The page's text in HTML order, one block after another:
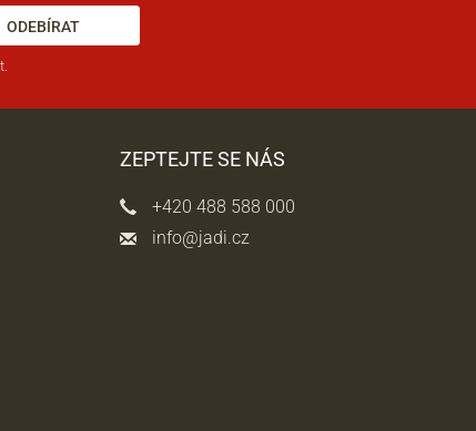
ODEBÍRAT
ZEPTEJTE SE NÁS
+420 488 588 000
info@jadi.cz